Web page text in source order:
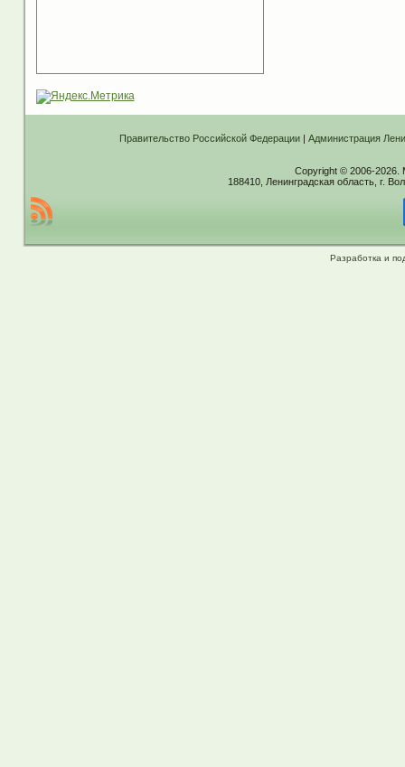
Правительство Российской Федерации| Администрация
Copyright © 2006-2026.
188410, Ленинградская область, г.
Разработка и